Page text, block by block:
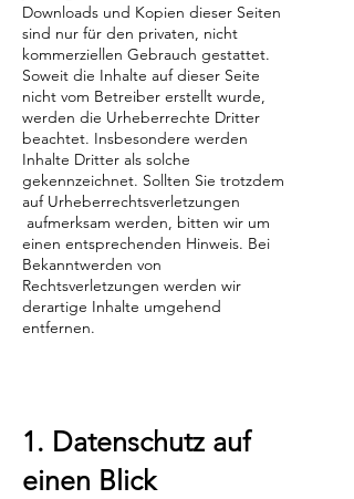
Downloads und Kopien dieser Seiten
sind nur für den privaten, nicht
kommerziellen Gebrauch gestattet.
Soweit die Inhalte auf dieser Seite
nicht vom Betreiber erstellt wurde,
werden die Urheberrechte Dritter
beachtet. Insbesondere werden
Inhalte Dritter als solche
gekennzeichnet. Sollten Sie trotzdem
auf Urheberrechtsverletzungen
aufmerksam werden, bitten wir um
einen entsprechenden Hinweis. Bei
Bekanntwerden von
Rechtsverletzungen werden wir
derartige Inhalte umgehend
entfernen.
1. Datenschutz auf
einen Blick